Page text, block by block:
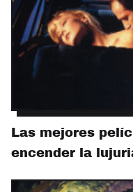
Las mejores
encender la